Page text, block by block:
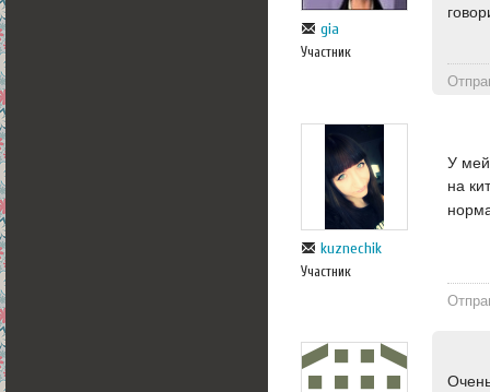
gia
Участник
kuznechik
Участник
У
на